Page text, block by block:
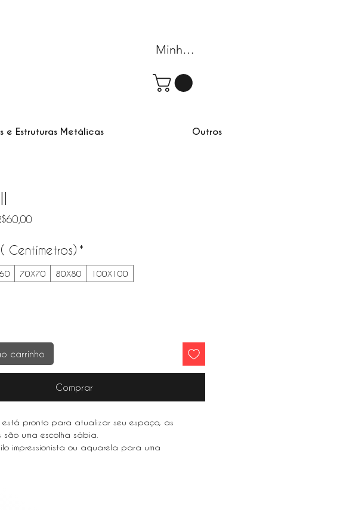
Minha conta
e Estruturas Metálicas Outros
Preço promocional
Centímetros) *
70X70 80X80 100X100
carrinho
Comprar
pronto para atualizar seu espaço, as
são uma escolha sábia.
impressionista ou aquarela para uma